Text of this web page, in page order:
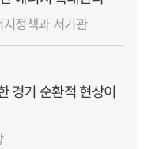
정책과 서기관
경기 순환적 현상이